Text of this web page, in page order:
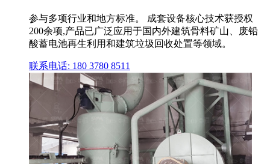
参与多项行业和地方标准。 成套设备核心技术获授权
200余项,产品已广泛应用于国内外建筑骨料矿山、废铅
酸蓄电池再生利用和建筑垃圾回收处置等领域。
联系电话: 180 3780 8511